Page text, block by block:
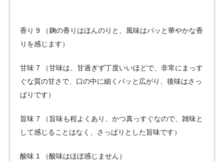
香り 9 （麹の香りはほんのりと、風味はパッと華やかな香
りを感じます）
甘味 7 （甘味は、甘過ぎず丁度いいほどで、非常にまっす
ぐな質の甘さで、口の中に細くパッと広がり、後味はさっ
ぱりです）
旨味 7 （旨味も程よくあり、かつ真っすぐなので、雑味と
して感じることはなく、さっぱりとした旨味です）
酸味 1 （酸味はほぼ感じません）